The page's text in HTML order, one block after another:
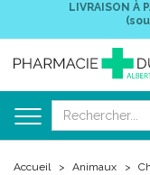
LIVRAISON À
Accueil Animaux